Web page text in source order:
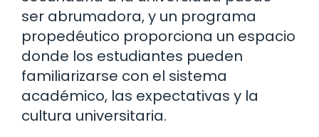
ser abrumadora, y un programa
propedéutico proporciona un espacio
donde los estudiantes pueden
familiarizarse con el sistema
académico, las expectativas y la
cultura universitaria.